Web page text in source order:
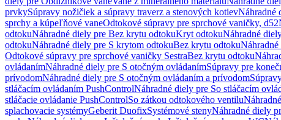
prvkySúpravy nožičiek a súpravy traverz a stenových kotievNáhradné
sprchy a kúpeľňové vaneOdtokové súpravy pre sprchové vaničky, d52
odtokuNáhradné diely pre Bez krytu odtokuKryt odtokuNáhradné
odtokuNáhradné diely pre S krytom odtokuBez krytu odtoku
Odtokové súpravy pre sprchové vaničky SestraBez krytu odtoku
ovládanímNáhradné diely pre S otočným ovládanímSúpravy pre
prívodomNáhradné diely pre S otočným ovládaním a prívodom
stláčacím ovládaním PushControlNáhradné diely pre So stláčacím
stláčacie ovládanie PushControlSo zátkou odtokového ventilu
splachovacie systémyGeberit DuofixSystémové stenyNáhradné diely